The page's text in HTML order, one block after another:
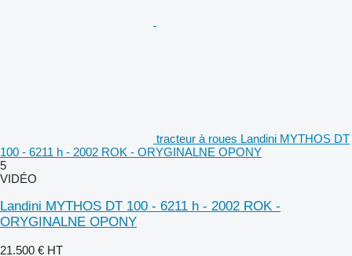
tracteur à roues Landini MYTHOS DT
100 - 6211 h - 2002 ROK - ORYGINALNE OPONY
5
VIDÉO
Landini MYTHOS DT 100 - 6211 h - 2002 ROK -
ORYGINALNE OPONY
21.500 € HT